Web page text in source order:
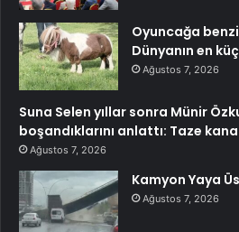
Oyuncağa
Dünyanın en
Ağustos 7, 2026
Suna Selen yıllar sonra Münir
boşandıklarını anlattı: Taze
Ağustos 7, 2026
Kamyon Yaya
Ağustos 7, 2026